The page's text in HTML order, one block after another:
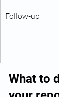
Follow-up
What to